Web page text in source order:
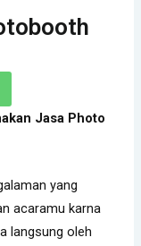
Jasa Photo
yang
acaramu karna
langsung oleh